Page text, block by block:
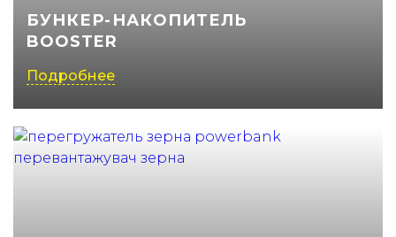
БУНКЕР-НАКОПИТЕЛЬ
BOOSTER
Подробнее